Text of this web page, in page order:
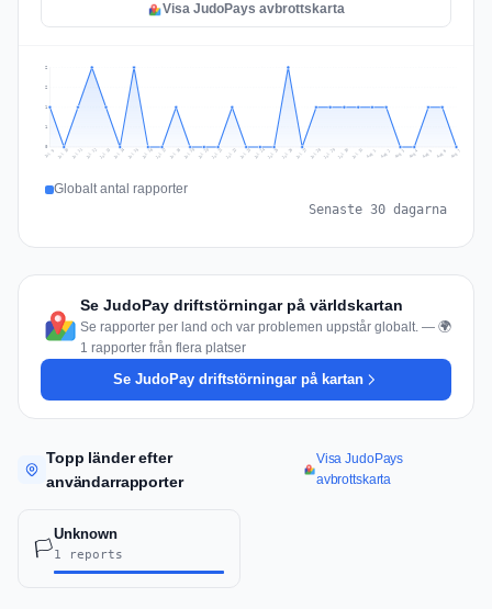
Visa JudoPays avbrottskarta
1
1
2
2
Jul 9 Jul 10 Jul 11 Jul 12 Jul 13 Jul 14 Jul 15 Jul 16 Jul 17 Jul 18 Jul 19 Jul 20 Jul 21 Jul 22 Jul 23 Jul 24 Jul 25 Jul 26 Jul 27 Jul 28 Jul 29 Jul 30 Jul 31 Aug 1 Aug 2 Aug 3 Aug 4 Aug 5 Aug 6 Aug 7
Globalt antal rapporter
Senaste 30 dagarna
Se JudoPay driftstörningar på världskartan
Se rapporter per land och var problemen uppstår globalt. — 🌍
1 rapporter från flera platser
Se JudoPay driftstörningar på kartan
Topp länder efter
användarrapporter
Visa JudoPays
avbrottskarta
🏳️
Unknown
1 reports